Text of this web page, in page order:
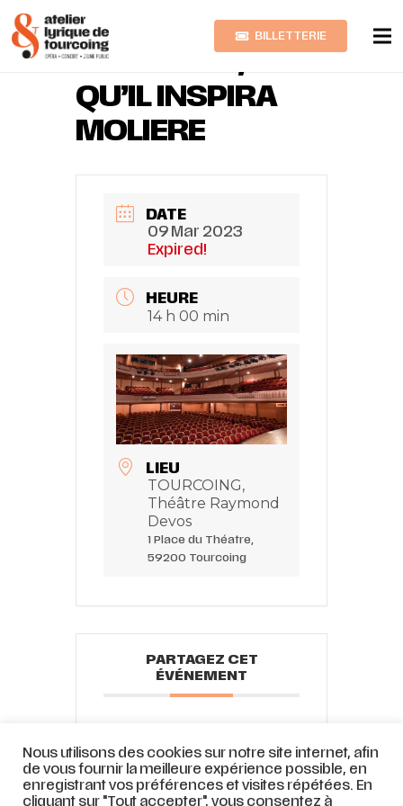
BILLETTERIE
DOM JUAN, TEL
QU’IL INSPIRA
MOLIERE
DATE
09 Mar 2023
Expired!
HEURE
14 h 00 min
LIEU
TOURCOING,
Théâtre Raymond
Devos
1 Place du Théatre,
59200 Tourcoing
PARTAGEZ CET
ÉVÉNEMENT
Nous utilisons des cookies sur notre site internet, afin
de vous fournir la meilleure expérience possible, en
enregistrant vos préférences et visites répétées. En
cliquant sur "Tout accepter", vous consentez à